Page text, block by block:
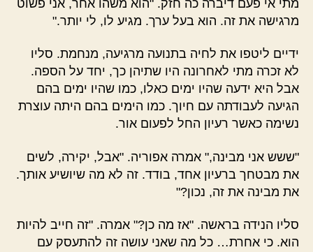
מתי אי פעם דיברה כה חזק. "הוא משהו אחר, אני פשוט
מרגישה את זה. הוא בעל ערך. מגיע לו, לי יותר."
ידיים ליטפו את לחיה בתנועה מרגיעה, מנחמת. סליו
לא זכרה מתי לאחרונה היו שתיהן כך, יחד על הספה.
אבל היא ידעה שהיו ימים כאלו, כמו שהיו ימים בהם
הגיעה לעבודתה עם חיוך. כמו הימים בהם היתה עוצרת
נשימה כאשר רעיון החל לפעום אור.
"ששש אני מבינה," אמרה אפוריה. "אבל, יקירה, לשים
את מבטחך ברעיון אחד, בודד. זה לא מה שיושיע אותך.
את מבינה את זה, נכון?"
סליו הנידה בראשה. "אז מה כן?" אמרה. "זה חייב להיות
הוא. כי אחרת… כל מה שאני עושה זה להתעסק עם